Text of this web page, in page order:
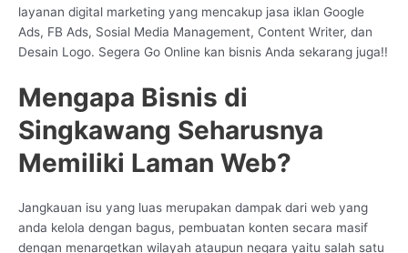
layanan digital marketing yang mencakup jasa iklan Google
Ads, FB Ads, Sosial Media Management, Content Writer, dan
Desain Logo. Segera Go Online kan bisnis Anda sekarang juga!!
Mengapa Bisnis di
Singkawang Seharusnya
Memiliki Laman Web?
Jangkauan isu yang luas merupakan dampak dari web yang
anda kelola dengan bagus, pembuatan konten secara masif
dengan menargetkan wilayah ataupun negara yaitu salah satu